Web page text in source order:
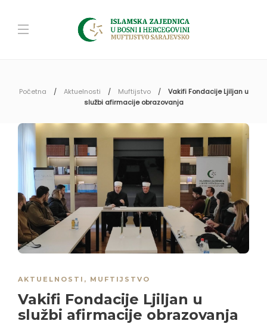
Početna Aktuelnosti Muftijstvo
Vakifi Fondacije Ljiljan u
službi afirmacije obrazovanja
AKTUELNOSTI , MUFTIJSTVO
Vakifi Fondacije Ljiljan u
službi afirmacije obrazovanja